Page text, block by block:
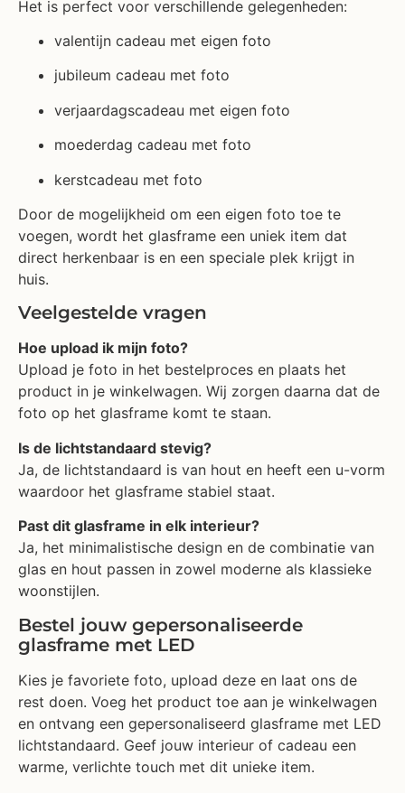
Het is perfect voor verschillende gelegenheden:
valentijn cadeau met eigen foto
jubileum cadeau met foto
verjaardagscadeau met eigen foto
moederdag cadeau met foto
kerstcadeau met foto
Door de mogelijkheid om een eigen foto toe te
voegen, wordt het glasframe een uniek item dat
direct herkenbaar is en een speciale plek krijgt in
huis.
Veelgestelde vragen
Hoe upload ik mijn foto?
Upload je foto in het bestelproces en plaats het
product in je winkelwagen. Wij zorgen daarna dat de
foto op het glasframe komt te staan.
Is de lichtstandaard stevig?
Ja, de lichtstandaard is van hout en heeft een u-vorm
waardoor het glasframe stabiel staat.
Past dit glasframe in elk interieur?
Ja, het minimalistische design en de combinatie van
glas en hout passen in zowel moderne als klassieke
woonstijlen.
Bestel jouw gepersonaliseerde
glasframe met LED
Kies je favoriete foto, upload deze en laat ons de
rest doen. Voeg het product toe aan je winkelwagen
en ontvang een gepersonaliseerd glasframe met LED
lichtstandaard. Geef jouw interieur of cadeau een
warme, verlichte touch met dit unieke item.